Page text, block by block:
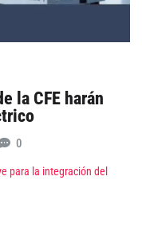
la CFE harán
0
para la integración del